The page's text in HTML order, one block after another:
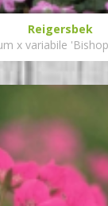
Reigersbek
x variabile